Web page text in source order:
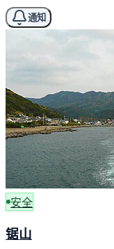
通知
安全
锯山